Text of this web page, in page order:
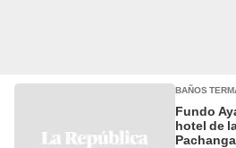
BAÑOS
Fundo
hotel de